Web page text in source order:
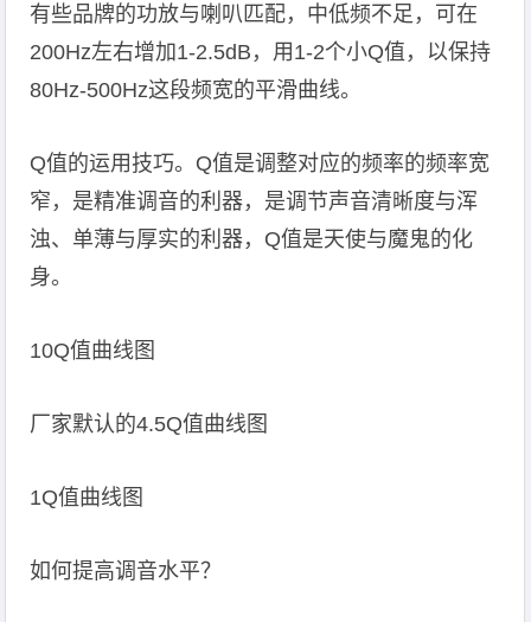
有些品牌的功放与喇叭匹配，中低频不足，可在
200Hz左右增加1-2.5dB，用1-2个小Q值，以保持
80Hz-500Hz这段频宽的平滑曲线。
Q值的运用技巧。Q值是调整对应的频率的频率宽
窄，是精准调音的利器，是调节声音清晰度与浑
浊、单薄与厚实的利器，Q值是天使与魔鬼的化
身。
10Q值曲线图
厂家默认的4.5Q值曲线图
1Q值曲线图
如何提高调音水平？